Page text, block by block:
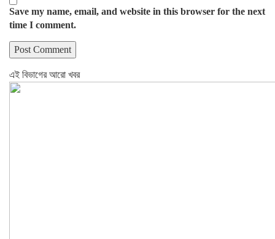
Save my name, email, and website in this browser for the next
time I comment.
এই বিভাগের আরো খবর